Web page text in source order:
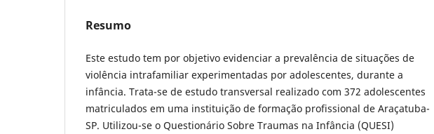
Resumo
Este estudo tem por objetivo evidenciar a prevalência de situações de
violência intrafamiliar experimentadas por adolescentes, durante a
infância. Trata-se de estudo transversal realizado com 372 adolescentes
matriculados em uma instituição de formação profissional de Araçatuba-
SP. Utilizou-se o Questionário Sobre Traumas na Infância (QUESI)